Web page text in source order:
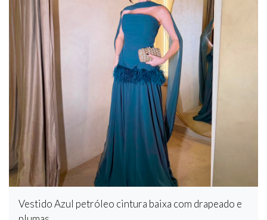
Vestido Azul petróleo cintura baixa com drapeado e